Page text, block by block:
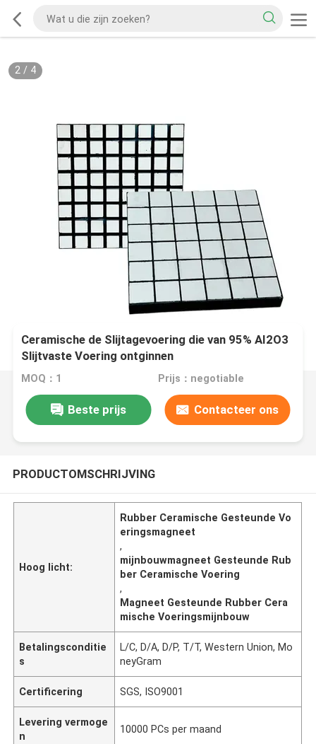
2/ 4
Ceramische de Slijtagevoering die van 95% AI2O3
Slijtvaste Voering ontginnen
MOQ：1 Prijs：negotiable
Beste prijs Contacteer ons
PRODUCTOMSCHRIJVING
Hoog licht:
Rubber Ceramische Gesteunde Vo
eringsmagneet
,
mijnbouwmagneet Gesteunde Rub
ber Ceramische Voering
,
Magneet Gesteunde Rubber Cera
mische Voeringsmijnbouw
Betalingsconditie
s
L/C, D/A, D/P, T/T, Western Union, Mo
neyGram
Certificering SGS, ISO9001
Levering vermoge
n
10000 PCs per maand